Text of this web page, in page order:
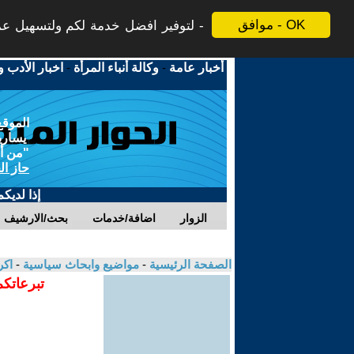
موافق - OK لتوفير افضل خدمة لكم ولتسهيل
أخبار عامة -وكالة أنباء المرأة - اخبار الأدب
"من
حاز
إذا
بحث/الارشيف اضافة/خدمات الزوار
الصفحة الرئيسية - مواضيع وابحاث سياسية -